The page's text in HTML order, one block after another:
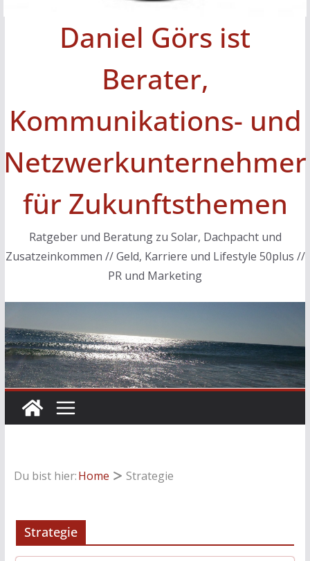
Daniel Görs ist
Berater,
Kommunikations- und
Netzwerkunternehmer
für Zukunftsthemen
Ratgeber und Beratung zu Solar, Dachpacht und
Zusatzeinkommen // Geld, Karriere und Lifestyle 50plus //
PR und Marketing
Du bist hier:Home Strategie
Strategie